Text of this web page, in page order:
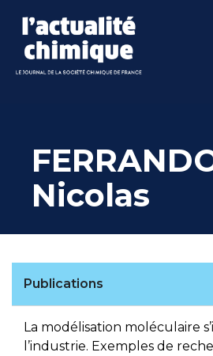
content
Nicolas
Publications
La modélisation moléculaire
l’industrie. Exemples de